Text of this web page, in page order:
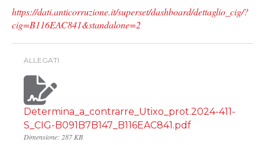
https://dati.anticorruzione.it/superset/dashboard/dettaglio_cig/?
cig=B116EAC841&standalone=2
ALLEGATI
Determina_a_contrarre_Utixo_prot.2024-411-
S_CIG-B091B7B147_B116EAC841.pdf
Dimensione: 287 KB